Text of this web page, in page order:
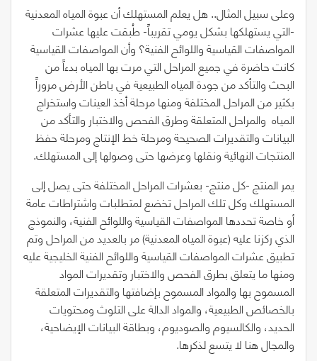
وعلى سبيل المثال.. هل يعلم المستهلك أن عبوة المياه المعدنية
-التي يستهلكها بشكل يومي تقريباً- طُبقت عليها عشرات
المواصفات القياسية واللوائح الفنية؟ وأن المواصفات القياسية
كانت حاضرة في جميع المراحل التي مرت بها المياه بدءاً من
البحث والتأكد من جودة المياه الطبيعية في باطن الأرض مروراً
بكثير من المراحل المختلفة ومنها مرحلة أخذ العينات واستخراج
المياه والمراحل المتعلقة وطرق الفحص والاختبار والتأكد من
البيانات والتقديرات الصحيحة ومرحلة خط الإنتاج ومرحلة حفظ
المنتجات النهائية ونقلها وعرضها حتى وصولها إلى المستهلك.
يمر المنتج -كل منتج- بعشرات المراحل المختلفة حتى يصل إلى
المستهلك وكل تلك المراحل تخضع لمتطلبات واشتراطات عامة
أو خاصة تحددها المواصفات القياسية واللوائح الفنية، والنموذج
الذي ركزنا عليه (عبوة المياه المعدنية) مر بالعديد من المراحل وتم
تطبيق عشرات المواصفات القياسية واللوائح الفنية الخليجية عليه
ومنها ما يتعلق بطرق الفحص والاختبار وتقديرات المواد
المسموح بها والمواد المسموح بإضافتها والتقديرات المتعلقة
بالخصائص الطبيعية، والمواد الدالة على التلوث ومحتويات
الحديد، والكالسيوم والصوديوم، وبطاقة البيانات الإيضاحية،
والمجال هنا لا يتسع لذكرها.